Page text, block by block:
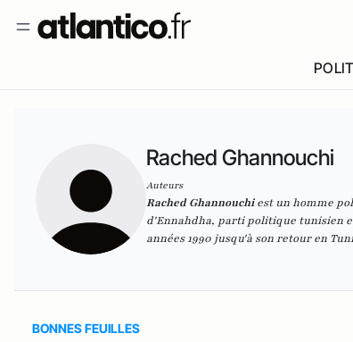
Rached Ghannouchi
Auteurs
Rached Ghannouchiest un homme
d'Ennahdha, parti politique tunisien
années 1990 jusqu'à son retour en
BONNES FEUILLES